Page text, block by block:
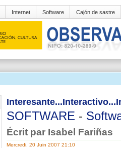
Internet Software Cajón de sastre
SOFTWARE -
Écrit par Isabel Fariñas
Mercredi, 20 Juin 2007 21:10